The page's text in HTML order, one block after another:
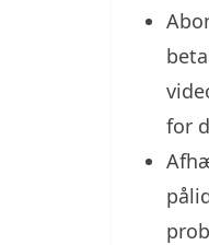
for